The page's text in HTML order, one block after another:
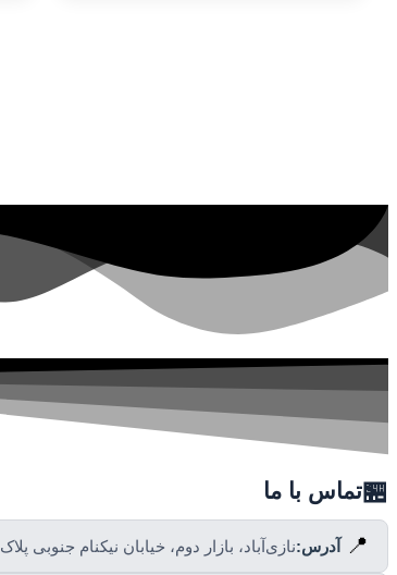
🏪تماس با ما
📍 آدرس:نازی‌آباد، بازار دوم، خیابان نیکنام جنوبی پلاک ۶